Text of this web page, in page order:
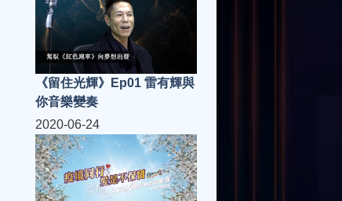
《留住光輝》Ep01 雷有輝與
你音樂變奏
2020-06-24